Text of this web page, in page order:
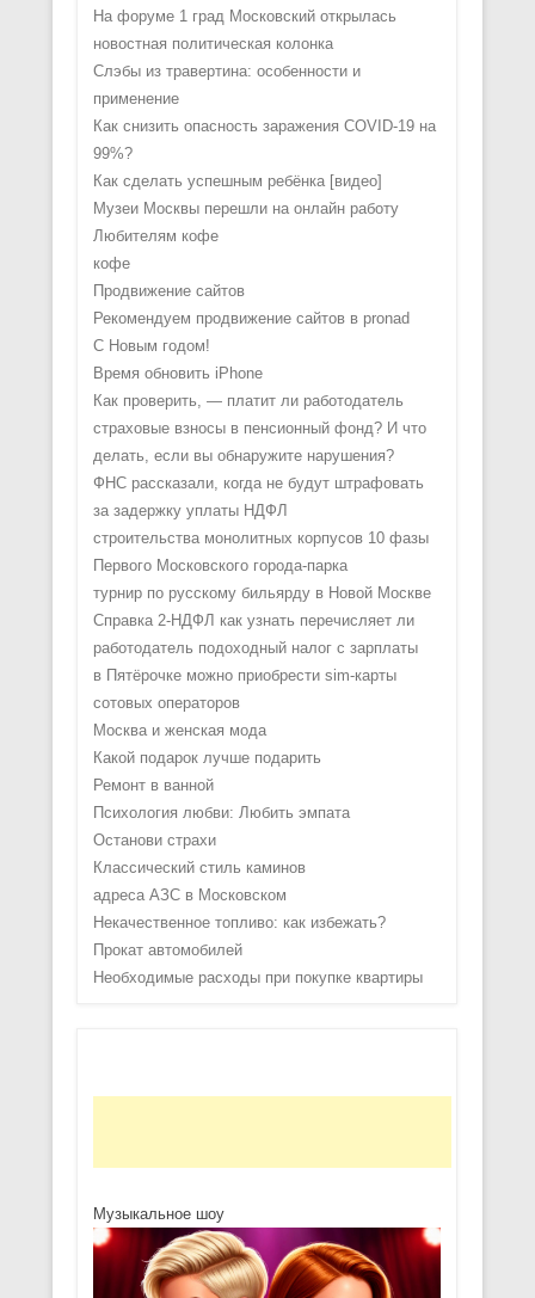
На форуме 1 град Московский открылась
новостная политическая колонка
Слэбы из травертина: особенности и
применение
Как снизить опасность заражения COVID-19 на
99%?
Как сделать успешным ребёнка [видео]
Музеи Москвы перешли на онлайн работу
Любителям кофе
кофе
Продвижение сайтов
Рекомендуем продвижение сайтов в pronad
С Новым годом!
Время обновить iPhone
Как проверить, — платит ли работодатель
страховые взносы в пенсионный фонд? И что
делать, если вы обнаружите нарушения?
ФНС рассказали, когда не будут штрафовать
за задержку уплаты НДФЛ
строительства монолитных корпусов 10 фазы
Первого Московского города-парка
турнир по русскому бильярду в Новой Москве
Справка 2-НДФЛ как узнать перечисляет ли
работодатель подоходный налог с зарплаты
в Пятёрочке можно приобрести sim-карты
сотовых операторов
Москва и женская мода
Какой подарок лучше подарить
Ремонт в ванной
Психология любви: Любить эмпата
Останови страхи
Классический стиль каминов
адреса АЗС в Московском
Некачественное топливо: как избежать?
Прокат автомобилей
Необходимые расходы при покупке квартиры
Музыкальное шоу